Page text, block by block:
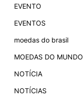
EVENTO
EVENTOS
moedas do brasil
MOEDAS DO MUNDO
NOTÍCIA
NOTÍCIAS